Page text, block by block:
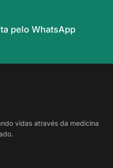
pelo WhatsApp
vidas através da medicina